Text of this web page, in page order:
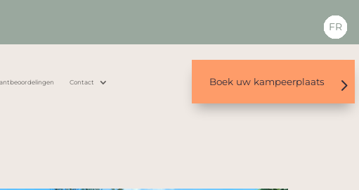
FR
Contact Boek uw kampeerplaats